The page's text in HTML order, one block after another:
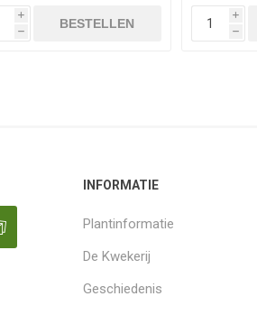
i
h
BESTELLEN
i
h
INFORMATIE
Plantinformatie
De Kwekerij
Geschiedenis